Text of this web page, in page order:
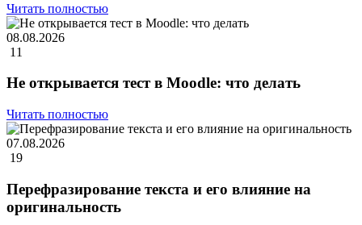
Читать полностью
08.08.2026
11
Не открывается тест в Moodle: что делать
Читать полностью
07.08.2026
19
Перефразирование текста и его влияние на
оригинальность